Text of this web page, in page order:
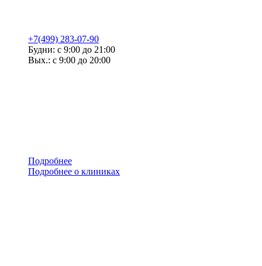
+7(499) 283-07-90
Будни: с 9:00 до 21:00
Вых.: с 9:00 до 20:00
Подробнее
Подробнее о клиниках